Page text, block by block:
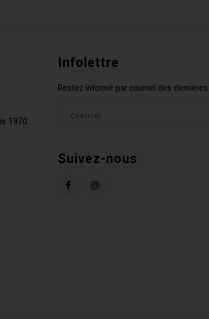
1970.
Infolettre
Restez informé par courriel des
Suivez-nous